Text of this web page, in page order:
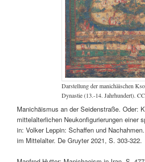
Darstellung der manichäischen
Dynastie (13.-14. Jahrhundert).
Manichäismus an der Seidenstraße. Oder:
mittelalterlichen Neukonfigurierungen einer
in: Volker Leppin: Schaffen und
im Mittelalter. De Gruyter 2021, S. 303-322.